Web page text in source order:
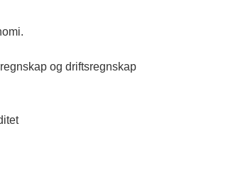
og driftsregnskap